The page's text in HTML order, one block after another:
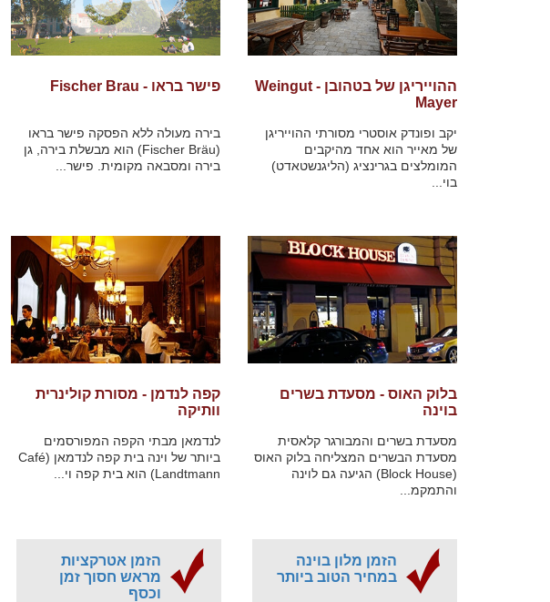
ההוייריגן של בטהובן - Weingut
Mayer
יקב ופונדק אוסטרי מסורתי ההוייריגן
של מאייר הוא אחד מהיקבים
המומלצים בגרינציג (הליגנשטאדט)
בוי...
פישר בראו - Fischer Brau
בירה מעולה ללא הפסקה פישר בראו
(Fischer Bräu) הוא מבשלת בירה, גן
בירה ומסבאה מקומית. פישר...
בלוק האוס - מסעדת בשרים
בוינה
מסעדת בשרים והמבורגר קלאסית
מסעדת הבשרים המצליחה בלוק האוס
(Block House) הגיעה גם לוינה
והתמקמ...
קפה לנדמן - מסורת קולינרית
וותיקה
לנדמאן מבתי הקפה המפורסמים
ביותר של וינה בית קפה לנדמאן (Café
Landtmann) הוא בית קפה וי...
הזמן מלון בוינה
במחיר הטוב ביותר
הזמן אטרקציות
מראש חסוך זמן
וכסף